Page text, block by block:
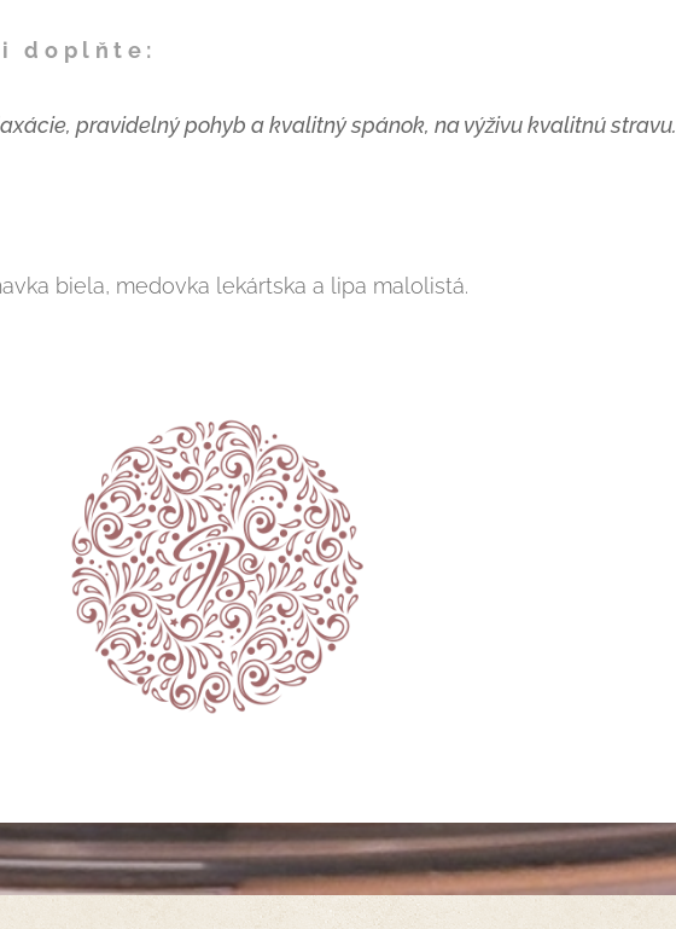
doplňte:
pravidelný pohyb a kvalitný spánok, na výživu kvalitnú stravu.
biela, medovka lekártska a lipa malolistá.